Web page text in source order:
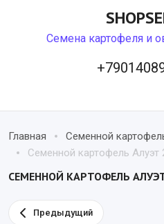
Семена картофеля и
Главная Семенной
Семенной картофель Алуэт
СЕМЕННОЙ КАРТОФЕЛЬ
Предыдущий